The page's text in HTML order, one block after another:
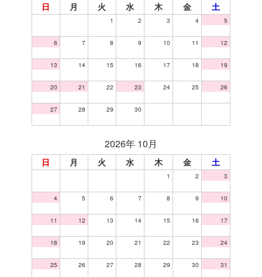
日 月 火 水 木 金 土
1 2 3 4 5
6 7 8 9 10 11 12
13 14 15 16 17 18 19
20 21 22 23 24 25 26
27 28 29 30
2026年 10月
日 月 火 水 木 金 土
1 2 3
4 5 6 7 8 9 10
11 12 13 14 15 16 17
18 19 20 21 22 23 24
25 26 27 28 29 30 31